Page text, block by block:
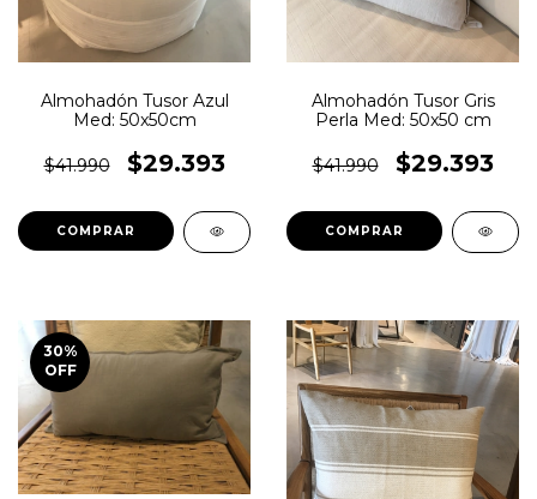
Almohadón Tusor Azul
Med: 50x50cm
$41.990 $29.393
Almohadón Tusor Gris
Perla Med: 50x50 cm
$41.990 $29.393
30%
OFF